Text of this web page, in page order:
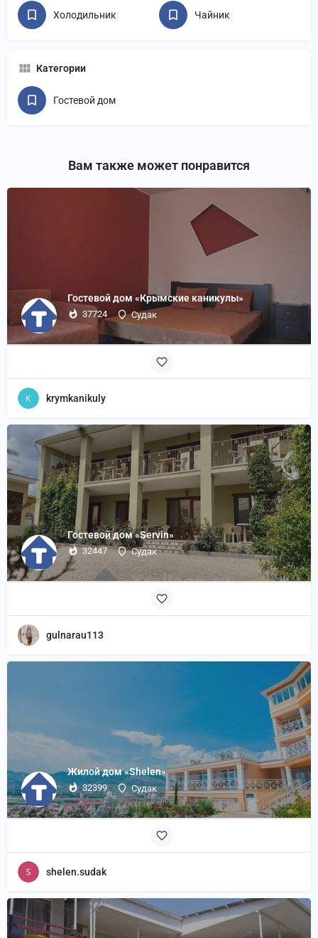
Холодильник Чайник
Категории
Гостевой дом
Вам также может понравится
Гостевой дом «Крымские каникулы»
37724 Судак
krymkanikuly
Гостевой дом «Servin»
32447 Судак
gulnarau113
Жилой дом «Shelen»
32399 Судак
shelen.sudak